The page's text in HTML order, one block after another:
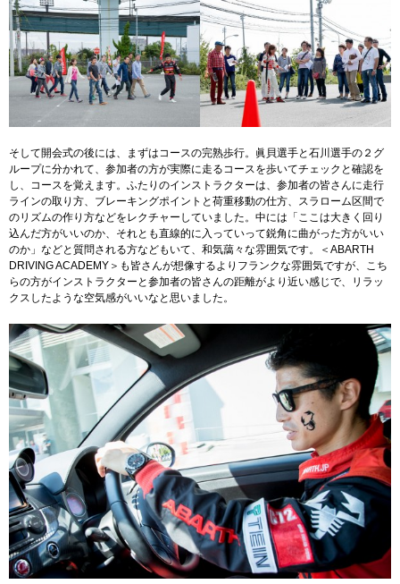
そして開会式の後には、まずはコースの完熟歩行。眞貝選手と石川選手の２グ
ループに分かれて、参加者の方が実際に走るコースを歩いてチェックと確認を
し、コースを覚えます。ふたりのインストラクターは、参加者の皆さんに走行
ラインの取り方、ブレーキングポイントと荷重移動の仕方、スラローム区間で
のリズムの作り方などをレクチャーしていました。中には「ここは大きく回り
込んだ方がいいのか、それとも直線的に入っていって鋭角に曲がった方がいい
のか」などと質問される方などもいて、和気藹々な雰囲気です。＜ABARTH
DRIVING ACADEMY＞も皆さんが想像するよりフランクな雰囲気ですが、こち
らの方がインストラクターと参加者の皆さんの距離がより近い感じで、リラッ
クスしたような空気感がいいなと思いました。